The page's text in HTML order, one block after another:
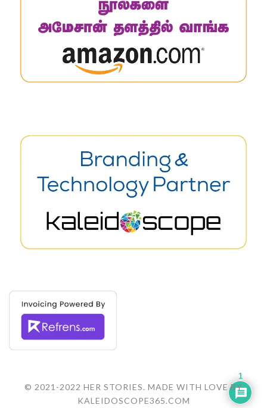
© 2021-2022 HER STORIES. MADE WITH LOVE BY
KALEIDOSCOPE365.COM
1